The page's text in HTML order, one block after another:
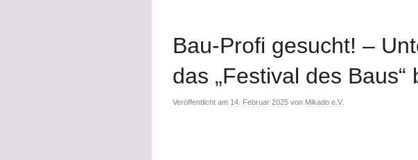
Bau-Profi gesucht! –
das „Festival des Baus“
Veröffentlicht am 14. Februar 2025 von Mikado e.V.